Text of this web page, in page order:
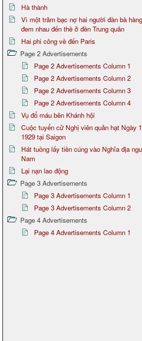
Hà thành
Vì một trăm bạc nợ hai người đàn bà
đem nhau đến thề ở đền Trung quân
Hai phi công về đến Paris
Page 2 Advertisements
Page 2 Advertisements Column 1
Page 2 Advertisements Column 2
Page 2 Advertisements Column 3
Page 2 Advertisements Column 4
Vụ đổ máu bên Khánh hội
Cuộc tuyển cử Nghị viên quản hạt Ngày
1929 tại Saigon
Hát tuồng lấy tiền cúng vào Nghĩa địa
Nam
Lại nạn lao động
Page 3 Advertisements
Page 3 Advertisements Column 1
Page 3 Advertisements Column 2
Page 4 Advertisements
Page 4 Advertisements Column 1